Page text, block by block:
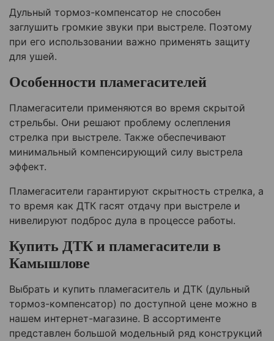
Дульный тормоз-компенсатор не способен
заглушить громкие звуки при выстреле. Поэтому
при его использовании важно применять защиту
для ушей.
Особенности пламегасителей
Пламегасители применяются во время скрытой
стрельбы. Они решают проблему ослепления
стрелка при выстреле. Также обеспечивают
минимальный компенсирующий силу выстрела
эффект.
Пламегасители гарантируют скрытность стрелка, а
то время как ДТК гасят отдачу при выстреле и
нивелируют подброс дула в процессе работы.
Купить ДТК и пламегасители в
Камышлове
Выбрать и купить пламегаситель и ДТК (дульный
тормоз-компенсатор) по доступной цене можно в
нашем интернет-магазине. В ассортименте
представлен большой модельный ряд конструкций